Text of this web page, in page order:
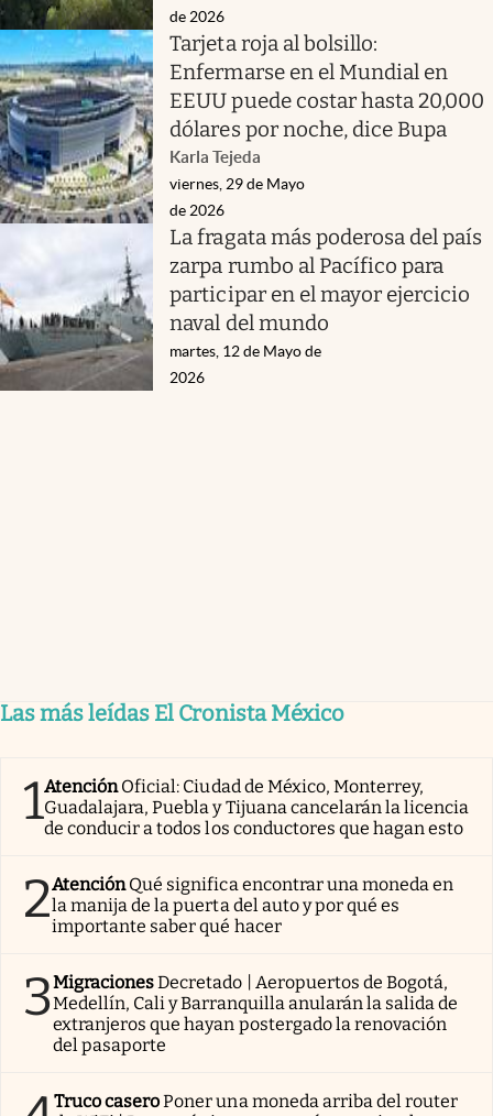
de 2026
Tarjeta roja al bolsillo:
Enfermarse en el Mundial en
EEUU puede costar hasta 20,000
dólares por noche, dice Bupa
Karla Tejeda
viernes, 29 de Mayo
de 2026
La fragata más poderosa del país
zarpa rumbo al Pacífico para
participar en el mayor ejercicio
naval del mundo
martes, 12 de Mayo de
2026
Las más leídas El Cronista México
1AtenciónOficial: Ciudad de México, Monterrey,
Guadalajara, Puebla y Tijuana cancelarán la licencia
de conducir a todos los conductores que hagan esto
2AtenciónQué significa encontrar una moneda en
la manija de la puerta del auto y por qué es
importante saber qué hacer
3MigracionesDecretado | Aeropuertos de Bogotá,
Medellín, Cali y Barranquilla anularán la salida de
extranjeros que hayan postergado la renovación
del pasaporte
Truco caseroPoner una moneda arriba del router